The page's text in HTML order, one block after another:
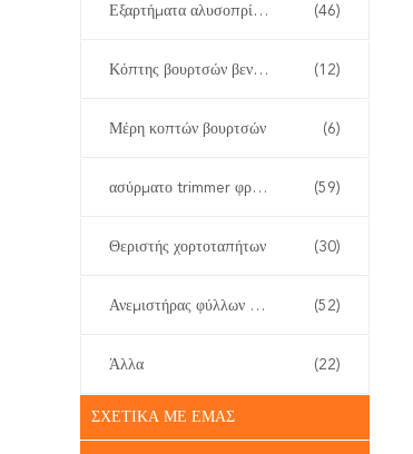
Εξαρτήματα αλυσοπρίονου (46)
Κόπτης βουρτσών βενζίνης (12)
Μέρη κοπτών βουρτσών (6)
ασύρματο trimmer φρακτών (59)
Θεριστής χορτοταπήτων (30)
Ανεμιστήρας φύλλων και χιονιού (52)
Άλλα (22)
ΣΧΕΤΙΚΆ ΜΕ ΕΜΆΣ